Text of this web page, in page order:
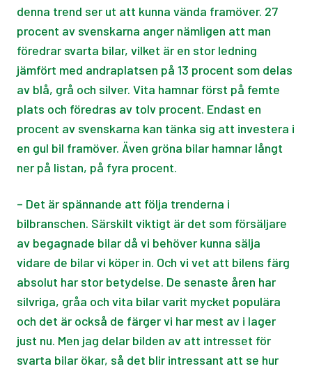
denna trend ser ut att kunna vända framöver. 27
procent av svenskarna anger nämligen att man
föredrar svarta bilar, vilket är en stor ledning
jämfört med andraplatsen på 13 procent som delas
av blå, grå och silver. Vita hamnar först på femte
plats och föredras av tolv procent. Endast en
procent av svenskarna kan tänka sig att investera i
en gul bil framöver. Även gröna bilar hamnar långt
ner på listan, på fyra procent.
– Det är spännande att följa trenderna i
bilbranschen. Särskilt viktigt är det som försäljare
av begagnade bilar då vi behöver kunna sälja
vidare de bilar vi köper in. Och vi vet att bilens färg
absolut har stor betydelse. De senaste åren har
silvriga, gråa och vita bilar varit mycket populära
och det är också de färger vi har mest av i lager
just nu. Men jag delar bilden av att intresset för
svarta bilar ökar, så det blir intressant att se hur